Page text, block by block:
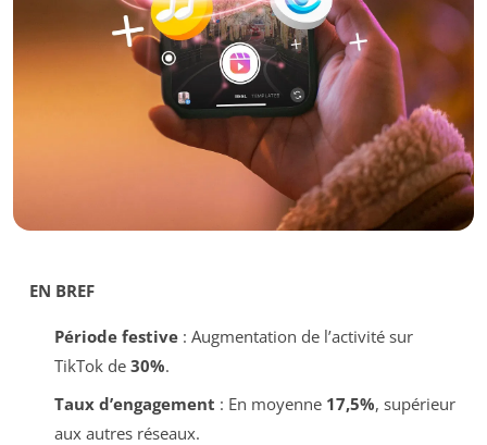
EN BREF
Période festive: Augmentation de l’activité sur
TikTok de 30%.
Taux d’engagement : En moyenne 17,5%, supérieur
aux autres réseaux.